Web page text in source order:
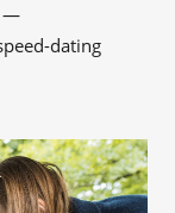
—
dating